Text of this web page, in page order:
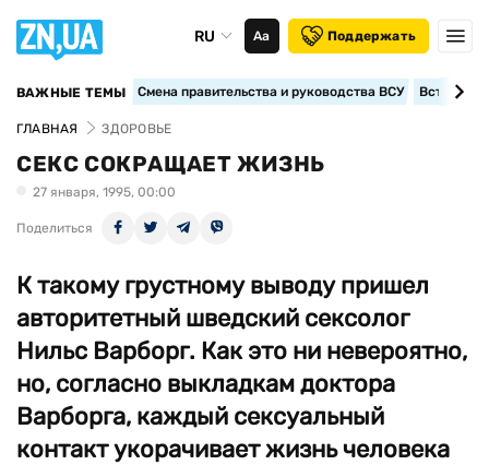
RU Аа Поддержать
ВАЖНЫЕ ТЕМЫ Смена правительства и руководства ВСУ
ГЛАВНАЯ ЗДОРОВЬЕ
CЕКС СОКРАЩАЕТ ЖИЗНЬ
27 января, 1995, 00:00
Поделиться
К такому грустному выводу пришел
авторитетный шведский сексолог
Нильс Варборг. Как это ни невероятно,
но, согласно выкладкам доктора
Варборга, каждый сексуальный
контакт укорачивает жизнь человека